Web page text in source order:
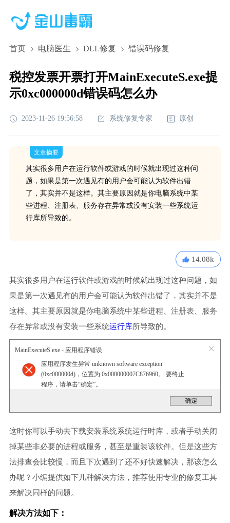
首页 电脑医生 DLL修复 错误码修复
税控发票开票打开MainExecuteS.exe提
示0xc000000d错误码怎么办
2023-11-26 19:56:58 系统修复专家 原创
文章摘要
其实很多用户在运行软件或游戏的时候就出现过这种问
题，如果是第一次遇见有的用户会可能认为软件出错
了，其实并不是这样。其主要原因就是你电脑系统中某
些进程、注册表、服务存在异常或没有安装一些系统运
行库所导致的。
14.08k
其实很多用户在运行软件或游戏的时候就出现过这种问题，如
果是第一次遇见有的用户会可能认为软件出错了，其实并不是
这样。其主要原因就是你电脑系统中某些进程、注册表、服务
存在异常或没有安装一些系统运行库所导致的。
MainExecuteS.exe - 应用程序错误
应用程序发生异常 unknown software exception
(0xc000000d)，位置为 0x000000007C876960。 要终止
程序，请单击“确定”。
这时你可以手动去下载安装系统系统运行时库，或者手动关闭
掉某些非必要的进程或服务，甚至是重装该软件。但是这些方
法排查会比较慢，而且下次遇到了还不好快速解决，那该怎么
办呢？小编提供如下几种解决方法，推荐使用专业的修复工具
来解决同样的问题。
解决方法如下：